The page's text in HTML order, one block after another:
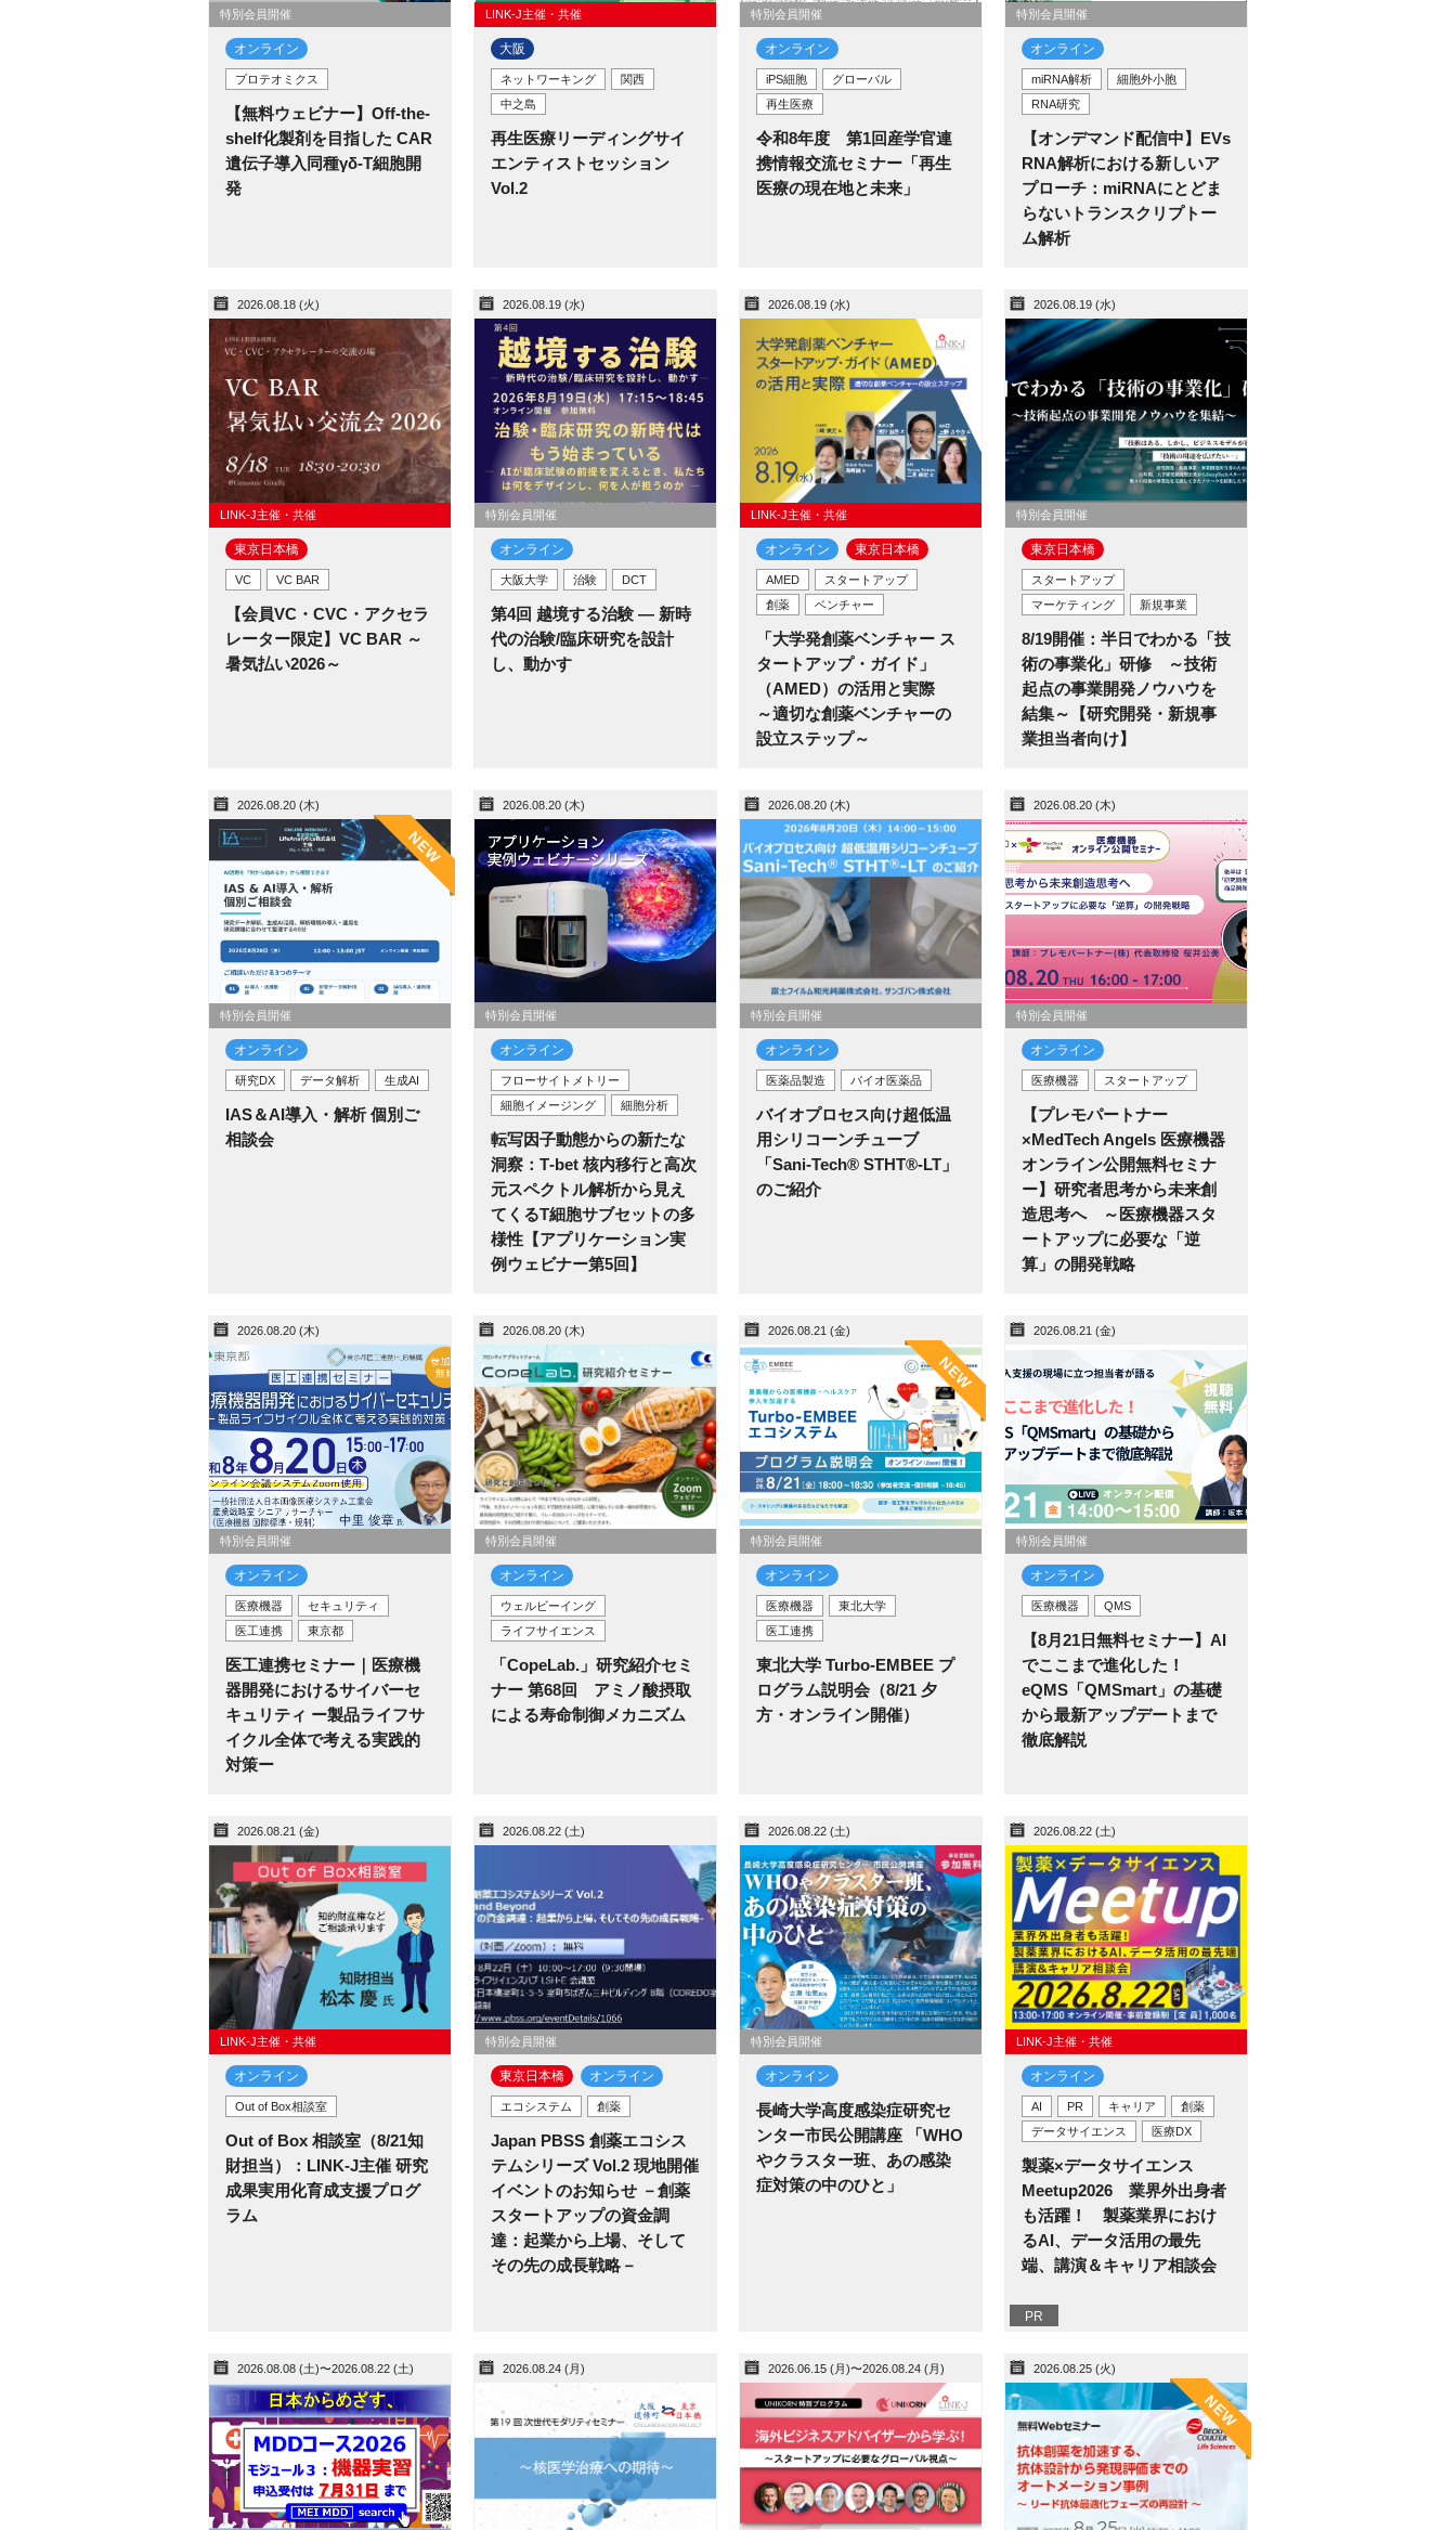
特別会員開催
オンライン
プロテオミクス
【無料ウェビナー】Off-the-
shelf化製剤を目指した CAR
遺伝子導入同種γδ-T細胞開
発
LINK-J主催・共催
大阪
ネットワーキング
関西
中之島
再生医療リーディングサイ
エンティストセッション
Vol.2
特別会員開催
オンライン
iPS細胞
グローバル
再生医療
令和8年度 第1回産学官連
携情報交流セミナー「再生
医療の現在地と未来」
特別会員開催
オンライン
miRNA解析
細胞外小胞
RNA研究
【オンデマンド配信中】EVs
RNA解析における新しいア
プローチ：miRNAにとどま
らないトランスクリプトー
ム解析
2026.08.18 (火)
LINK-J主催・共催
東京日本橋​
VC VC BAR
【会員VC・CVC・アクセラ
レーター限定】VC BAR ～
暑気払い2026～
2026.08.19 (水)
特別会員開催
オンライン
大阪大学 治験 DCT
第4回 越境する治験 — 新時
代の治験/臨床研究を設計
し、動かす
2026.08.19 (水)
LINK-J主催・共催
オンライン 東京日本橋​
AMED
スタートアップ
創薬
ベンチャー
「大学発創薬ベンチャー ス
タートアップ・ガイド」
（AMED）の活用と実際
～適切な創薬ベンチャーの
設立ステップ～
2026.08.19 (水)
特別会員開催
東京日本橋​
スタートアップ
マーケティング
新規事業
8/19開催：半日でわかる「技
術の事業化」研修 ～技術
起点の事業開発ノウハウを
結集～【研究開発・新規事
業担当者向け】
2026.08.20 (木)
NEW
特別会員開催
オンライン
研究DX データ解析 生成AI
IAS＆AI導入・解析 個別ご
相談会
2026.08.20 (木)
特別会員開催
オンライン
フローサイトメトリー
細胞イメージング
細胞分析
転写因子動態からの新たな
洞察：T‑bet 核内移行と高次
元スペクトル解析から見え
てくるT細胞サブセットの多
様性【アプリケーション実
例ウェビナー第5回】
2026.08.20 (木)
特別会員開催
オンライン
医薬品製造 バイオ医薬品
バイオプロセス向け超低温
用シリコーンチューブ
「Sani-Tech® STHT®-LT」
のご紹介
2026.08.20 (木)
特別会員開催
オンライン
医療機器 スタートアップ
【プレモパートナー
×MedTech Angels 医療機器
オンライン公開無料セミナ
ー】研究者思考から未来創
造思考へ ～医療機器スタ
ートアップに必要な「逆
算」の開発戦略
2026.08.20 (木)
特別会員開催
オンライン
医療機器
セキュリティ
医工連携
東京都
医工連携セミナー｜医療機
器開発におけるサイバーセ
キュリティ ー製品ライフサ
イクル全体で考える実践的
対策ー
2026.08.20 (木)
特別会員開催
オンライン
ウェルビーイング
ライフサイエンス
「CopeLab.」研究紹介セミ
ナー 第68回 アミノ酸摂取
による寿命制御メカニズム
2026.08.21 (金)
NEW
特別会員開催
オンライン
医療機器
東北大学
医工連携
東北大学 Turbo-EMBEE プ
ログラム説明会（8/21 夕
方・オンライン開催）
2026.08.21 (金)
特別会員開催
オンライン
医療機器 QMS
【8月21日無料セミナー】AI
でここまで進化した！
eQMS「QMSmart」の基礎
から最新アップデートまで
徹底解説
2026.08.21 (金)
LINK-J主催・共催
オンライン
Out of Box相談室
Out of Box 相談室（8/21知
財担当）：LINK-J主催 研究
成果実用化育成支援プログ
ラム
2026.08.22 (土)
特別会員開催
東京日本橋​ オンライン
エコシステム 創薬
Japan PBSS 創薬エコシス
テムシリーズ Vol.2 現地開催
イベントのお知らせ －創薬
スタートアップの資金調
達：起業から上場、そして
その先の成長戦略－
2026.08.22 (土)
特別会員開催
オンライン
長崎大学高度感染症研究セ
ンター市民公開講座 「WHO
やクラスター班、あの感染
症対策の中のひと」
2026.08.22 (土)
LINK-J主催・共催
オンライン
AI PR キャリア
創薬
データサイエンス
医療DX
製薬×データサイエンス
Meetup2026 業界外出身者
も活躍！ 製薬業界におけ
るAI、データ活用の最先
端、講演＆キャリア相談会
PR
2026.08.08 (土)〜2026.08.22 (土) 2026.08.24 (月) 2026.06.15 (月)〜2026.08.24 (月) 2026.08.25 (火)
NEW